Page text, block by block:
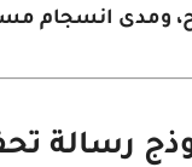
ومدى انسجام
رسالة